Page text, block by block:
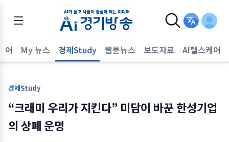
어 My 뉴스 경제Study 웹툰뉴스 보도자료 AI헬스케어
경제Study
“크래미 우리가 지킨다” 미담이 바꾼 한성기업
의 상폐 운명